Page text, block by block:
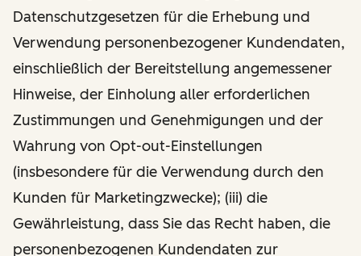
Datenschutzgesetzen für die Erhebung und
Verwendung personenbezogener Kundendaten,
einschließlich der Bereitstellung angemessener
Hinweise, der Einholung aller erforderlichen
Zustimmungen und Genehmigungen und der
Wahrung von Opt-out-Einstellungen
(insbesondere für die Verwendung durch den
Kunden für Marketingzwecke); (iii) die
Gewährleistung, dass Sie das Recht haben, die
personenbezogenen Kundendaten zur